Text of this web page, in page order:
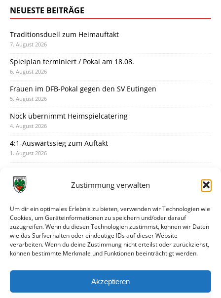
Zustimmung verwalten
Um dir ein optimales Erlebnis zu bieten, verwenden wir Technologien wie
Cookies, um Geräteinformationen zu speichern und/oder darauf
zuzugreifen. Wenn du diesen Technologien zustimmst, können wir Daten
wie das Surfverhalten oder eindeutige IDs auf dieser Website
verarbeiten. Wenn du deine Zustimmung nicht erteilst oder zurückziehst,
können bestimmte Merkmale und Funktionen beeinträchtigt werden.
Akzeptieren
NEUESTE BEITRÄGE
Traditionsduell zum Heimauftakt
7. August 2026
Spielplan terminiert / Pokal am 18.08.
6. August 2026
Frauen im DFB-Pokal gegen den SV Eutingen
5. August 2026
Nock übernimmt Heimspielcatering
4. August 2026
4:1-Auswärtssieg zum Auftakt
1. August 2026
31. Juli 2026
30. Juli 2026
Deine Spielminute: 89+1
28. Juli 2026
Neuer Rückensponsor
Neue Podcast-Folge: So tickt Björn!
27. Juli 2026